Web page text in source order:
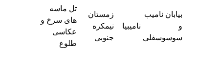
بیابان نامیب
و
سوسوسفلی
نامیبیا
زمستان
نیمکره
جنوبی
تل ماسه
های سرخ و
عکاسی
طلوع